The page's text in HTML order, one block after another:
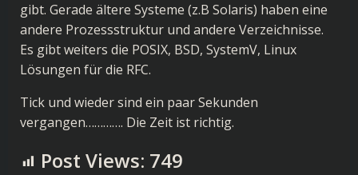
gibt. Gerade ältere Systeme (z.B Solaris) haben eine
andere Prozessstruktur und andere Verzeichnisse.
Es gibt weiters die POSIX, BSD, SystemV, Linux
Lösungen für die RFC.
Tick und wieder sind ein paar Sekunden
vergangen…………. Die Zeit ist richtig.
Post Views: 749